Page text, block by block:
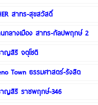
สาทร-สุขสวัสดิ์
กลางเมือง สาทร-กัลปพฤกษ์ 2
ญสิริ จตุโชติ
Town ธรรมศาสตร์-รังสิต
ญสิริ ราชพฤกษ์-346